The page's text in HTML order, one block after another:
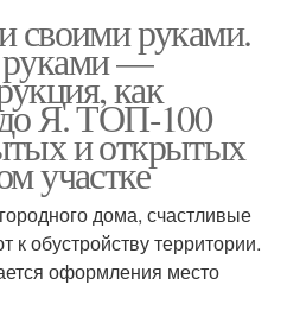
своими руками.
руками —
как
Я. ТОП-100
и открытых
участке
дома, счастливые
к обустройству территории.
оформления место